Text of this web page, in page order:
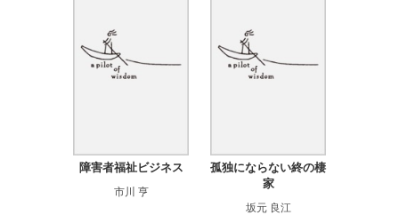
障害者福祉ビジネス
市川 亨
孤独にならない終の棲
家
坂元 良江